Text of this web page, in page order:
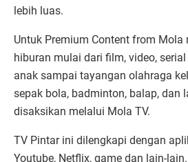
lebih luas.
Untuk Premium Content from
hiburan mulai dari film, video,
anak sampai tayangan olahraga
sepak bola, badminton, balap, dan
disaksikan melalui Mola TV.
TV Pintar ini dilengkapi dengan
Youtube, Netflix, game dan lain-